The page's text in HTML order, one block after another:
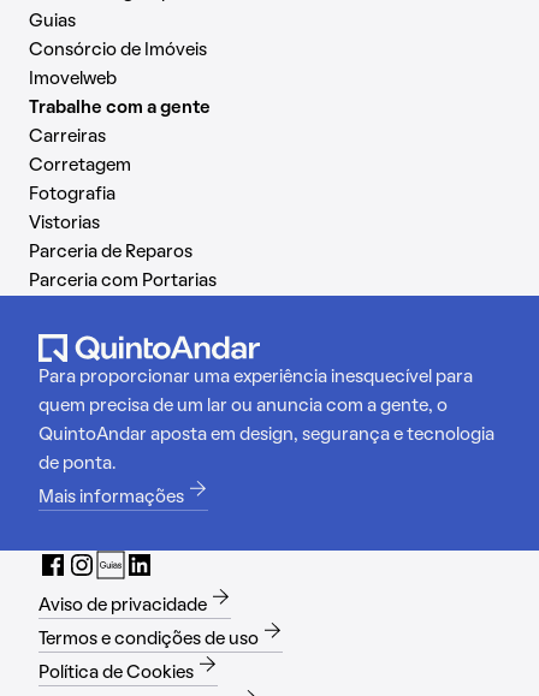
Guias
Consórcio de Imóveis
Imovelweb
Trabalhe com a gente
Carreiras
Corretagem
Fotografia
Vistorias
Parceria de Reparos
Parceria com Portarias
Para proporcionar uma experiência inesquecível para
quem precisa de um lar ou anuncia com a gente, o
QuintoAndar aposta em design, segurança e tecnologia
de ponta.
Mais informações
Aviso de privacidade
Termos e condições de uso
Política de Cookies